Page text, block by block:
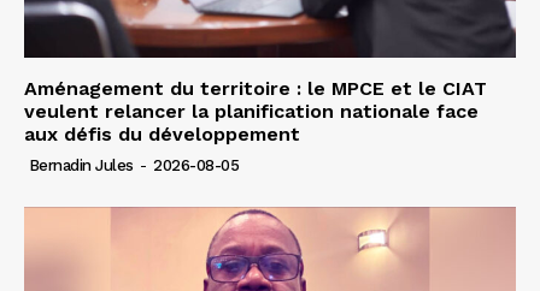
Aménagement du territoire : le MPCE et le CIAT
veulent relancer la planification nationale face
aux défis du développement
Bernadin Jules - 2026-08-05